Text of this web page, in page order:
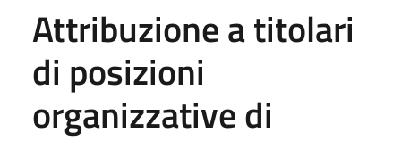
Attribuzione a titolari
di posizioni
organizzative di